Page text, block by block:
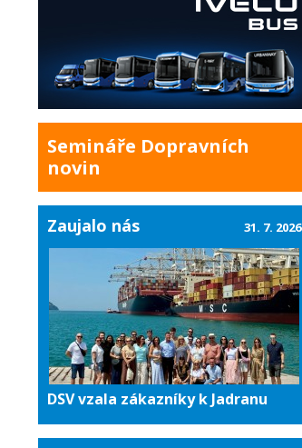
Semináře Dopravních
novin
Zaujalo nás
DSV vzala zákazníky k Jadranu
31. 7. 2026